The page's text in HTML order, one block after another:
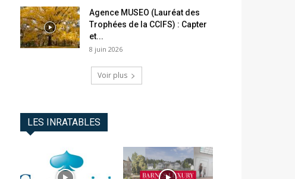
Agence MUSEO (Lauréat des
Trophées de la CCIFS) : Capter
et...
8 juin 2026
Voir plus
LES INRATABLES